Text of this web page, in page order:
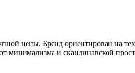
цены. Бренд ориентирован на
минимализма и скандинавской